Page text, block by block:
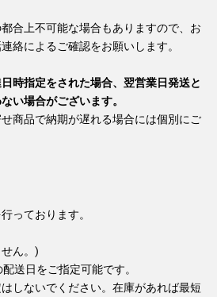
合上不可能な場合もありますので、お
絡によるご確認をお願いします。
時指定をされた場合、翌営業日発送と
い場合がございます。
商品で納期が遅れる場合には個別にご
っております。
ん。)
送日をご指定可能です。
しないでください。在庫があれば最短